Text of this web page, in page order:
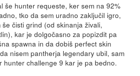
še hunter requeste, ker sem na 92%
tko da sem uradno zaključil igro,
čisti grind (od skinanja živali,
kar je dolgočasno za popizdit pa
spawna in da dobiš perfect skin
nisem pantherja legendary ubil, sam
hunter challenge 9 kar je pa bedno.